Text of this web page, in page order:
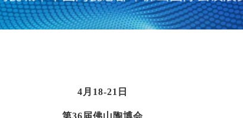
4月18-21日
第36届佛山陶博会